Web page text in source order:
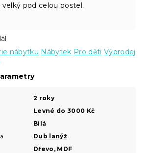
velký pod celou postel.
nábytku Nábytek Pro děti Výprodej
2 roky
Levné do 3000 Kč
Bílá
Dub lanýž
Dřevo, MDF